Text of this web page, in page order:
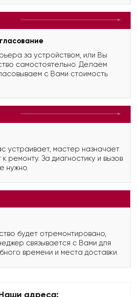
за устройством, или Вы
самостоятельно. Делаем
с Вами стоимость
устраивает, мастер назначает
ремонту. За диагностику и вызов
нужно.
будет отремонтировано,
связывается с Вами для
времени и места доставки.
адреса: